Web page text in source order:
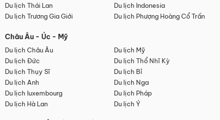
Du lịch Thái Lan
Du lịch Indonesia
Du lịch Trương Gia Giới
Du lịch Phượng Hoàng Cổ Trấn
Châu Âu - Úc - Mỹ
Du lịch Châu Âu
Du lịch Mỹ
Du lịch Đức
Du lịch Thổ Nhĩ Kỳ
Du lịch Thụy Sĩ
Du lịch Bỉ
Du lịch Anh
Du lịch Nga
Du lịch luxembourg
Du lịch Pháp
Du lịch Hà Lan
Du lịch Ý